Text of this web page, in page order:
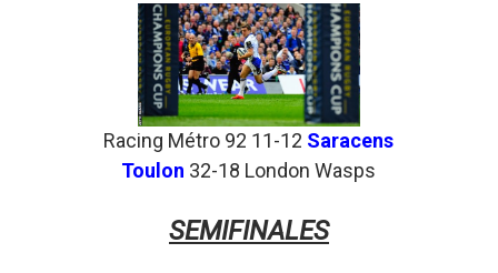
Racing Métro 92 11-12 Saracens
Toulon 32-18 London Wasps
SEMIFINALES